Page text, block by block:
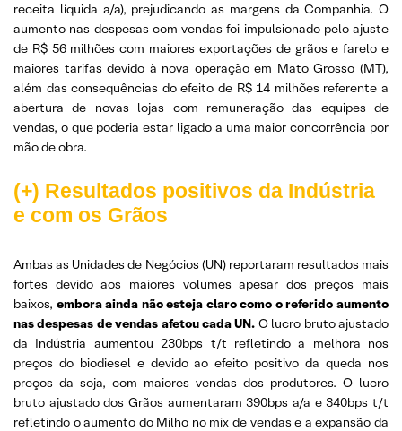
receita líquida a/a), prejudicando as margens da Companhia. O
aumento nas despesas com vendas foi impulsionado pelo ajuste
de R$ 56 milhões com maiores exportações de grãos e farelo e
maiores tarifas devido à nova operação em Mato Grosso (MT),
além das consequências do efeito de R$ 14 milhões referente a
abertura de novas lojas com remuneração das equipes de
vendas, o que poderia estar ligado a uma maior concorrência por
mão de obra.
(+) Resultados positivos da Indústria
e com os Grãos
Ambas as Unidades de Negócios (UN) reportaram resultados mais
fortes devido aos maiores volumes apesar dos preços mais
baixos, embora ainda não esteja claro como o referido aumento
nas despesas de vendas afetou cada UN. O lucro bruto ajustado
da Indústria aumentou 230bps t/t refletindo a melhora nos
preços do biodiesel e devido ao efeito positivo da queda nos
preços da soja, com maiores vendas dos produtores. O lucro
bruto ajustado dos Grãos aumentaram 390bps a/a e 340bps t/t
refletindo o aumento do Milho no mix de vendas e a expansão da